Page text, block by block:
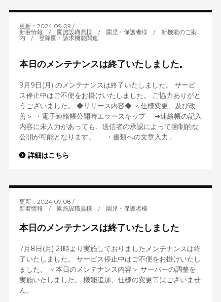
更新：2024.09.09
新着情報 / 園施設職員様 / 園児・保護者様 / 新機能のご案
内 / 登降園・請求機能関連
本日のメンテナンスは終了いたしました。
9月9日(月) のメンテナンスは終了いたしました。 サービ
ス停止中はご不便をお掛けいたしました。 ご協力ありがと
うございました。 ◆リリース内容◆ ＜仕様変更、及び改
善＞ ・電子連絡帳公開時エラースキップ ➡連絡帳の記入
内容に未入力があっても、送信者の承認によって強制的な
公開が可能となります。 ・書類への文章入力...
詳細はこちら
更新：2024.07.08
新着情報 / 園施設職員様 / 園児・保護者様
本日のメンテナンスは終了いたしました
7月8日(月) 21時より実施しておりましたメンテナンスは終
了いたしました。 サービス停止中はご不便をお掛けいたし
ました。 ＜本日のメンテナンス内容＞ サーバーの調整を
実施いたしました。 機能追加、仕様の変更等はございませ
ん。